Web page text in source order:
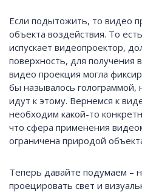
Если подытожить, то видео
объекта воздействия. То
испускает видеопроектор,
поверхность, для получения
видео проекция могла
бы называлось голограммой,
идут к этому. Вернемся к
необходим какой-то
что сфера применения
ограничена природой
Теперь давайте подумаем –
проецировать свет и